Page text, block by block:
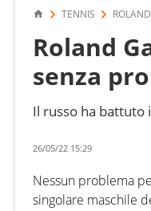
TENNIS
Roland
senza
Il russo ha battuto
26/05/22 15:29
Nessun problema
singolare maschile